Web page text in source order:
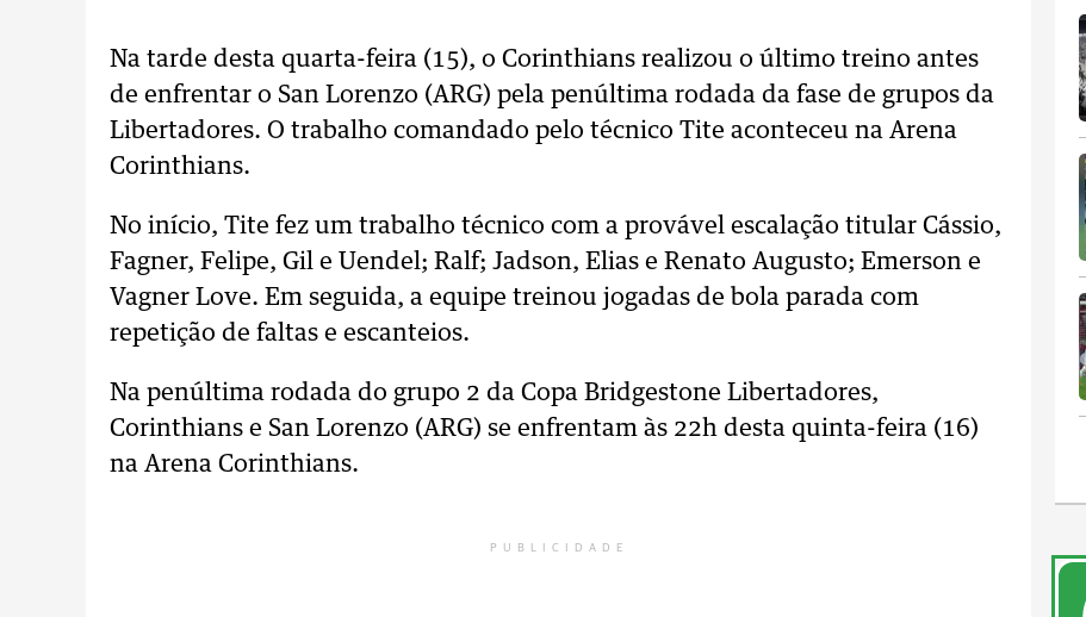
Na tarde desta quarta-feira (15), o Corinthians realizou o último treino antes
de enfrentar o San Lorenzo (ARG) pela penúltima rodada da fase de grupos da
Libertadores. O trabalho comandado pelo técnico Tite aconteceu na Arena
Corinthians.
No início, Tite fez um trabalho técnico com a provável escalação titular Cássio,
Fagner, Felipe, Gil e Uendel; Ralf; Jadson, Elias e Renato Augusto; Emerson e
Vagner Love. Em seguida, a equipe treinou jogadas de bola parada com
repetição de faltas e escanteios.
Na penúltima rodada do grupo 2 da Copa Bridgestone Libertadores,
Corinthians e San Lorenzo (ARG) se enfrentam às 22h desta quinta-feira (16)
na Arena Corinthians.
PUBLICIDADE